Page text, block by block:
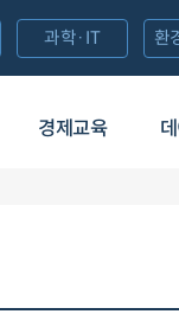
경제교육
과학·IT 환